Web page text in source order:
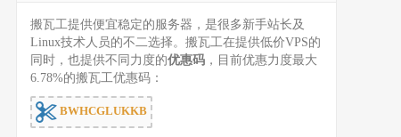
搬瓦工提供便宜稳定的服务器，是很多新手站长及
Linux技术人员的不二选择。搬瓦工在提供低价VPS的
同时，也提供不同力度的优惠码 ，目前优惠力度最大
6.78%的搬瓦工优惠码：
BWHCGLUKKB